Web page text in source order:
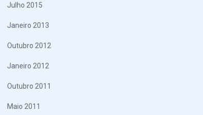
Julho 2015
Janeiro 2013
Outubro 2012
Janeiro 2012
Outubro 2011
Maio 2011